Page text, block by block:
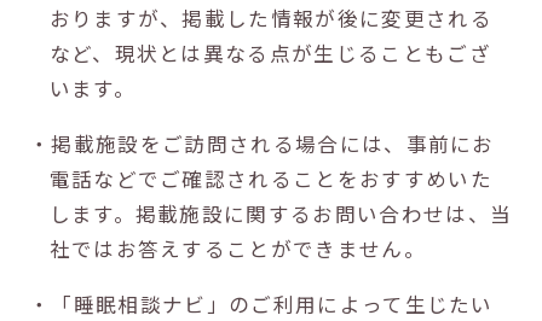
おりますが、掲載した情報が後に変更される
など、現状とは異なる点が生じることもござ
います。
・掲載施設をご訪問される場合には、事前にお
電話などでご確認されることをおすすめいた
します。掲載施設に関するお問い合わせは、当
社ではお答えすることができません。
・「睡眠相談ナビ」のご利用によって生じたい